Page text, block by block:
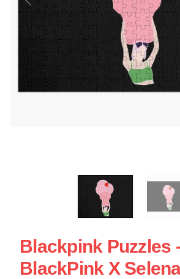
Blackpink Puzzles
BlackPink X